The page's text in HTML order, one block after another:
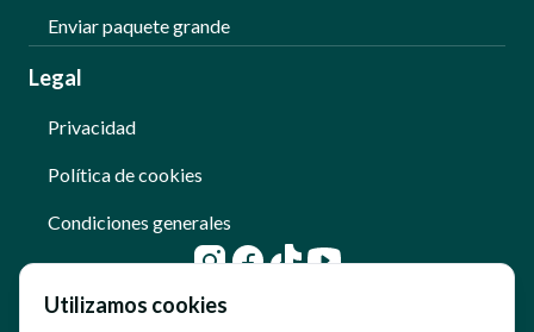
Enviar paquete grande
Legal
Privacidad
Política de cookies
Condiciones generales
Utilizamos cookies